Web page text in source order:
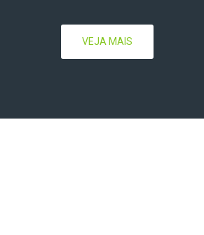
VEJA MAIS